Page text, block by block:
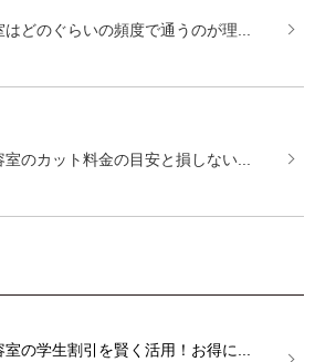
はどのぐらいの頻度で通うのが理...
室のカット料金の目安と損しない...
室の学生割引を賢く活用！お得に...